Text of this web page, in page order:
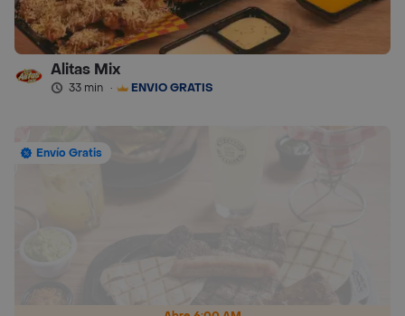
Alitas Mix
33 min · ENVÍO GRATIS
Envío Gratis